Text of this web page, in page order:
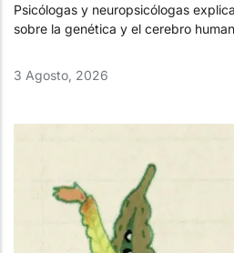
Psicólogas y neuropsicólogas
sobre la genética y el cerebro
3 Agosto, 2026